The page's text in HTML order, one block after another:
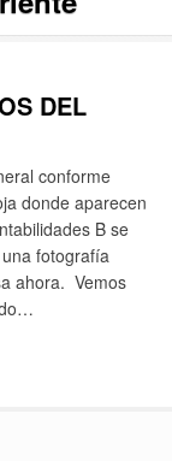
DEL
conforme
donde aparecen
B se
fotografía
ahora. Vemos